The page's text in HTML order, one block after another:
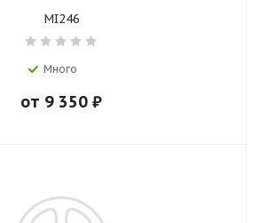
MI246
Много
от 9 350 ₽